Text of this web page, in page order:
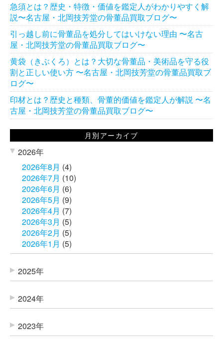
急須とは？歴史・特徴・価値を鑑定人がわかりやすく解
説〜名古屋・北岡技芳堂の骨董品買取ブログ〜
引っ越し前に骨董品を処分してはいけない理由 〜名古
屋・北岡技芳堂の骨董品買取ブログ〜
黄袋（きぶくろ）とは？大切な骨董品・美術品を守る役
割と正しい使い方 〜名古屋・北岡技芳堂の骨董品買取ブ
ログ〜
印材とは？歴史と種類、骨董的価値を鑑定人が解説 〜名
古屋・北岡技芳堂の骨董品買取ブログ〜
月別アーカイブ
2026年
2026年8月 (4)
2026年7月 (10)
2026年6月 (6)
2026年5月 (9)
2026年4月 (7)
2026年3月 (5)
2026年2月 (5)
2026年1月 (5)
2025年
2024年
2023年